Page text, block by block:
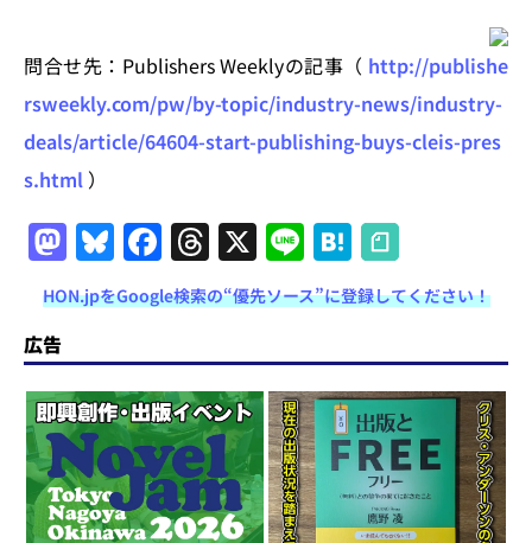
問合せ先：Publishers Weeklyの記事（ http://publishe
rsweekly.com/pw/by-topic/industry-news/industry-
deals/article/64604-start-publishing-buys-cleis-pres
s.html ）
M
a
st
o
d
o
n
Bl
u
e
s
k
y
F
a
c
e
b
o
o
k
T
h
re
a
d
s
X Li
n
e
H
at
e
n
a
HON.jpをGoogle検索の“優先ソース”に登録してください！
広告